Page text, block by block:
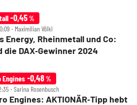
-0,45%
‧ Maximilian Völkl
Energy, Rheinmetall und Co:
die DAX‑Gewinner 2024
Engines -0,48%
‧ Sarina Rosenbusch
Engines: AKTIONÄR‑Tipp hebt